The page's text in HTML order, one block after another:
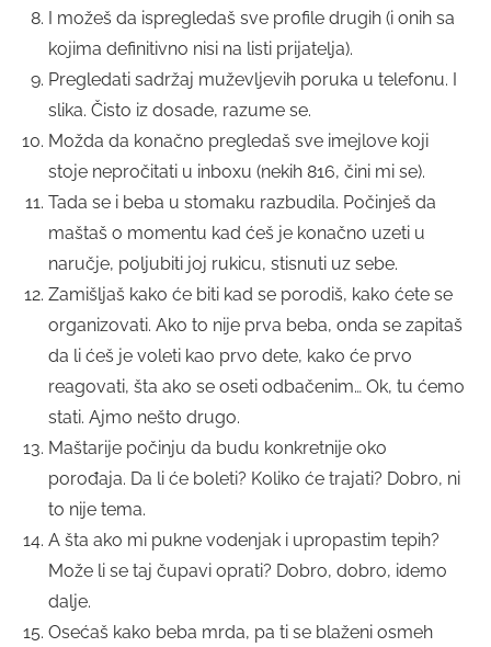
I možeš da ispregledaš sve profile drugih (i onih sa
kojima definitivno nisi na listi prijatelja).
Pregledati sadržaj muževljevih poruka u telefonu. I
slika. Čisto iz dosade, razume se.
Možda da konačno pregledaš sve imejlove koji
stoje nepročitati u inboxu (nekih 816, čini mi se).
Tada se i beba u stomaku razbudila. Počinješ da
maštaš o momentu kad ćeš je konačno uzeti u
naručje, poljubiti joj rukicu, stisnuti uz sebe.
Zamišljaš kako će biti kad se porodiš, kako ćete se
organizovati. Ako to nije prva beba, onda se zapitaš
da li ćeš je voleti kao prvo dete, kako će prvo
reagovati, šta ako se oseti odbačenim… Ok, tu ćemo
stati. Ajmo nešto drugo.
Maštarije počinju da budu konkretnije oko
porođaja. Da li će boleti? Koliko će trajati? Dobro, ni
to nije tema.
A šta ako mi pukne vodenjak i upropastim tepih?
Može li se taj čupavi oprati? Dobro, dobro, idemo
dalje.
Osećaš kako beba mrda, pa ti se blaženi osmeh